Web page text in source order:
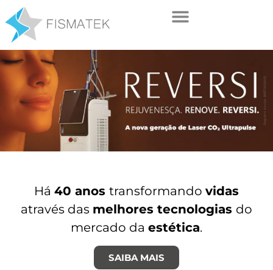
Há 40 anos transformando vidas
através das melhores tecnologias do
mercado da estética.
SAIBA MAIS